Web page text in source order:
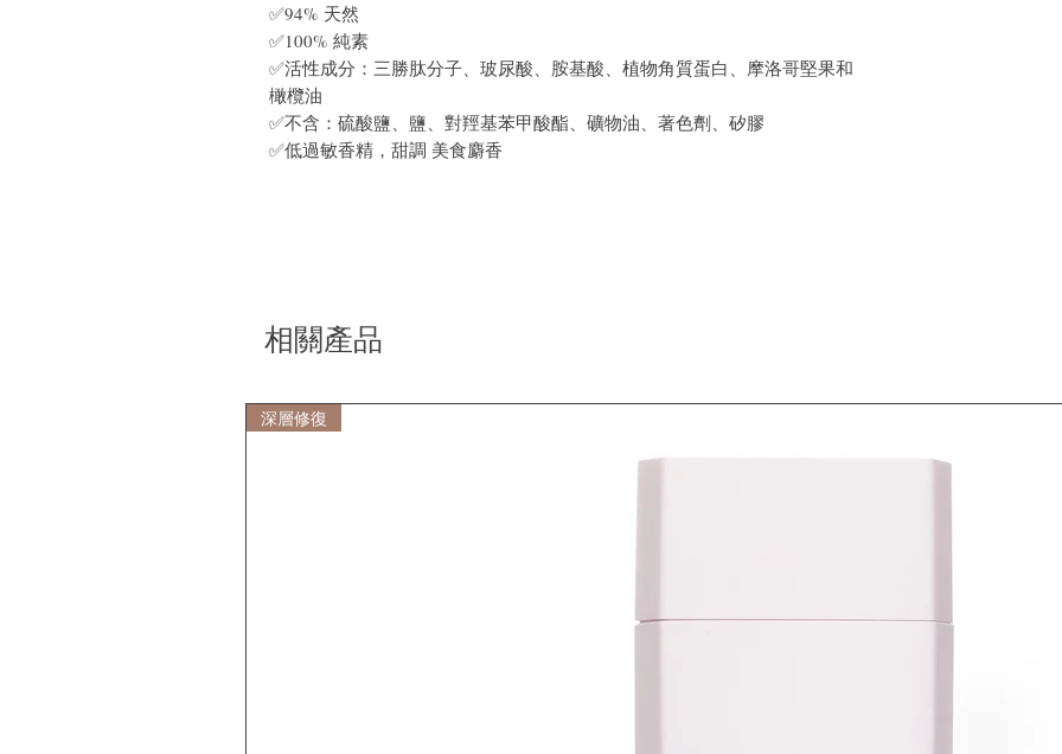
✅94% 天然
✅100% 純素
✅活性成分：三勝肽分子、玻尿酸、胺基酸、植物角質蛋白、摩洛哥堅果和
橄欖油
✅不含：硫酸鹽、鹽、對羥基苯甲酸酯、礦物油、著色劑、矽膠
✅低過敏香精，甜調 美食麝香
相關產品
深層修復